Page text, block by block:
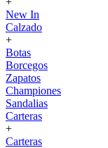
New In
Calzado
+
Botas
Borcegos
Zapatos
Championes
Sandalias
Carteras
+
Carteras